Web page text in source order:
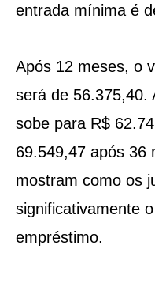
entrada mínima é
Após 12 meses, o
será de 56.375,40.
sobe para R$
69.549,47 após 36
mostram como os
significativamente
empréstimo.